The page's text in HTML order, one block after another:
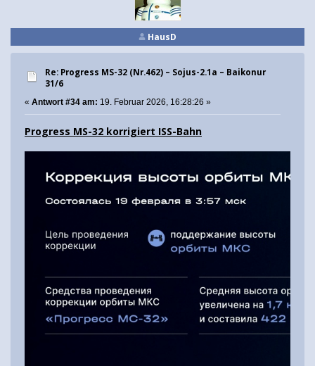
HausD
Re: Progress MS-32 (Nr.462) – Sojus-2.1а – Baikonur
31/6
« Antwort #34 am: 19. Februar 2026, 16:28:26 »
Progress MS-32 korrigiert ISS-Bahn